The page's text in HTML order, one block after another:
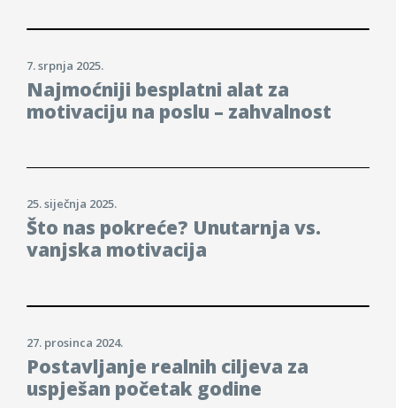
7. srpnja 2025.
Najmoćniji besplatni alat za
motivaciju na poslu – zahvalnost
25. siječnja 2025.
Što nas pokreće? Unutarnja vs.
vanjska motivacija
27. prosinca 2024.
Postavljanje realnih ciljeva za
uspješan početak godine